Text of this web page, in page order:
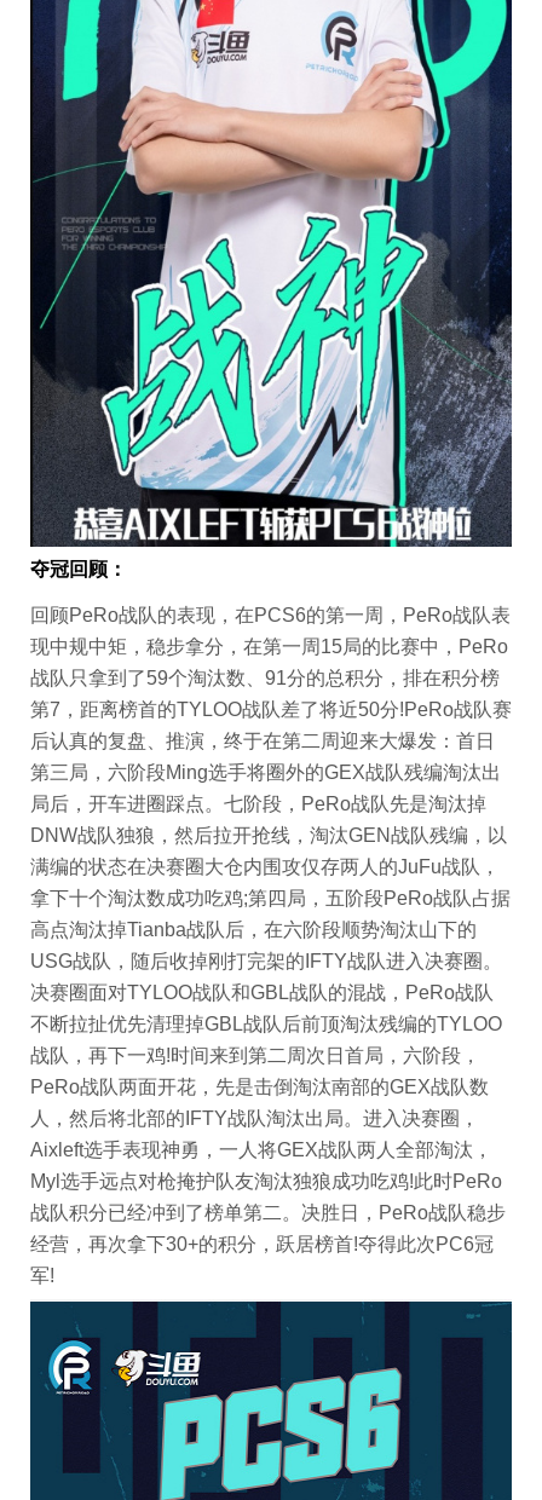
夺冠回顾：
回顾PeRo战队的表现，在PCS6的第一周，PeRo战队表
现中规中矩，稳步拿分，在第一周15局的比赛中，PeRo
战队只拿到了59个淘汰数、91分的总积分，排在积分榜
第7，距离榜首的TYLOO战队差了将近50分!PeRo战队赛
后认真的复盘、推演，终于在第二周迎来大爆发：首日
第三局，六阶段Ming选手将圈外的GEX战队残编淘汰出
局后，开车进圈踩点。七阶段，PeRo战队先是淘汰掉
DNW战队独狼，然后拉开抢线，淘汰GEN战队残编，以
满编的状态在决赛圈大仓内围攻仅存两人的JuFu战队，
拿下十个淘汰数成功吃鸡;第四局，五阶段PeRo战队占据
高点淘汰掉Tianba战队后，在六阶段顺势淘汰山下的
USG战队，随后收掉刚打完架的IFTY战队进入决赛圈。
决赛圈面对TYLOO战队和GBL战队的混战，PeRo战队
不断拉扯优先清理掉GBL战队后前顶淘汰残编的TYLOO
战队，再下一鸡!时间来到第二周次日首局，六阶段，
PeRo战队两面开花，先是击倒淘汰南部的GEX战队数
人，然后将北部的IFTY战队淘汰出局。进入决赛圈，
Aixleft选手表现神勇，一人将GEX战队两人全部淘汰，
Myl选手远点对枪掩护队友淘汰独狼成功吃鸡!此时PeRo
战队积分已经冲到了榜单第二。决胜日，PeRo战队稳步
经营，再次拿下30+的积分，跃居榜首!夺得此次PC6冠
军!